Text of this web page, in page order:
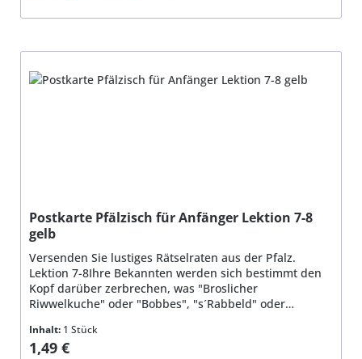
Postkarte Pfälzisch für Anfänger Lektion 7-8
gelb
Versenden Sie lustiges Rätselraten aus der Pfalz.
Lektion 7-8Ihre Bekannten werden sich bestimmt den
Kopf darüber zerbrechen, was "Broslicher
Riwwelkuche" oder "Bobbes", "s´Rabbeld" oder
Material: Qualitätspapier 350g/qm, beidseitig bedruckt,
hochglanzbeschichtet
Inhalt: 1 Stück
Regulärer Preis:
1,49 €